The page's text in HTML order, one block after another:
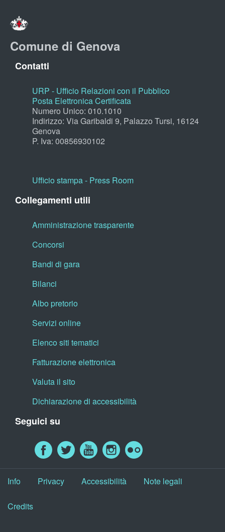
Comune di Genova
Contatti
URP - Ufficio Relazioni con il Pubblico
Posta Elettronica Certificata
Numero Unico: 010.1010
Indirizzo: Via Garibaldi 9, Palazzo Tursi, 16124
Genova
P. Iva: 00856930102
Ufficio stampa - Press Room
Collegamenti utili
Amministrazione trasparente
Concorsi
Bandi di gara
Bilanci
Albo pretorio
Servizi online
Elenco siti tematici
Fatturazione elettronica
Valuta il sito
Dichiarazione di accessibilità
Seguici su
Info Privacy Accessibilità Note legali
Credits